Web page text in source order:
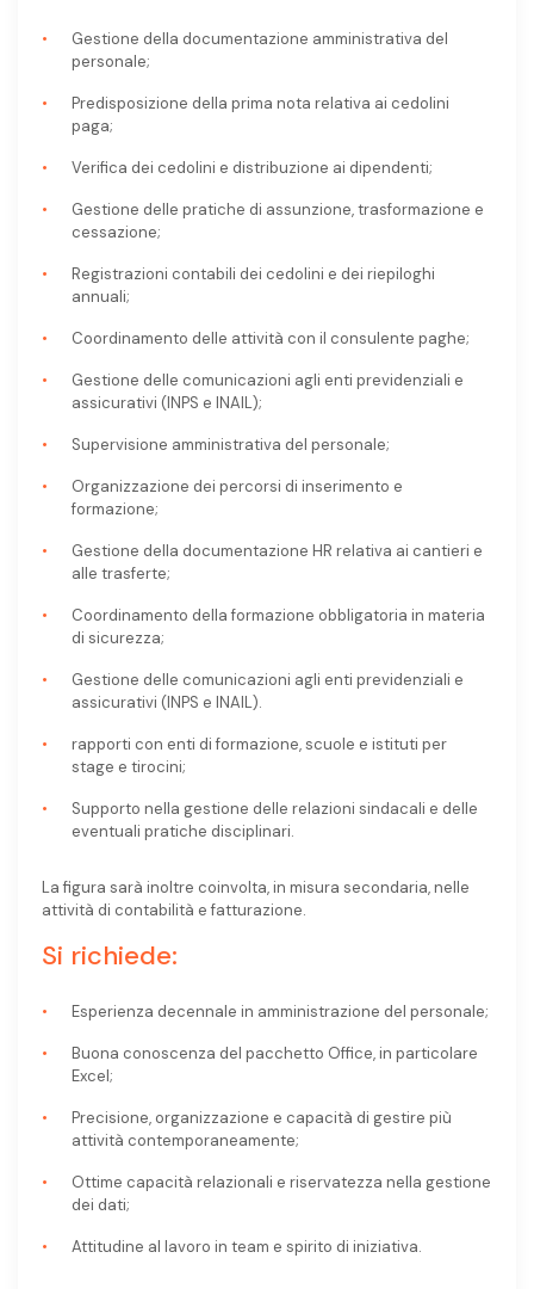
Gestione della documentazione amministrativa del
personale;
Predisposizione della prima nota relativa ai cedolini
paga;
Verifica dei cedolini e distribuzione ai dipendenti;
Gestione delle pratiche di assunzione, trasformazione e
cessazione;
Registrazioni contabili dei cedolini e dei riepiloghi
annuali;
Coordinamento delle attività con il consulente paghe;
Gestione delle comunicazioni agli enti previdenziali e
assicurativi (INPS e INAIL);
Supervisione amministrativa del personale;
Organizzazione dei percorsi di inserimento e
formazione;
Gestione della documentazione HR relativa ai cantieri e
alle trasferte;
Coordinamento della formazione obbligatoria in materia
di sicurezza;
Gestione delle comunicazioni agli enti previdenziali e
assicurativi (INPS e INAIL).
rapporti con enti di formazione, scuole e istituti per
stage e tirocini;
Supporto nella gestione delle relazioni sindacali e delle
eventuali pratiche disciplinari.
La figura sarà inoltre coinvolta, in misura secondaria, nelle
attività di contabilità e fatturazione.
Si richiede:
Esperienza decennale in amministrazione del personale;
Buona conoscenza del pacchetto Office, in particolare
Excel;
Precisione, organizzazione e capacità di gestire più
attività contemporaneamente;
Ottime capacità relazionali e riservatezza nella gestione
dei dati;
Attitudine al lavoro in team e spirito di iniziativa.